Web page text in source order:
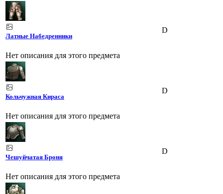
Латные Набедренники
Нет описания для этого предмета
D
Кольчужная Кираса
Нет описания для этого предмета
D
Чешуйчатая Броня
Нет описания для этого предмета
D